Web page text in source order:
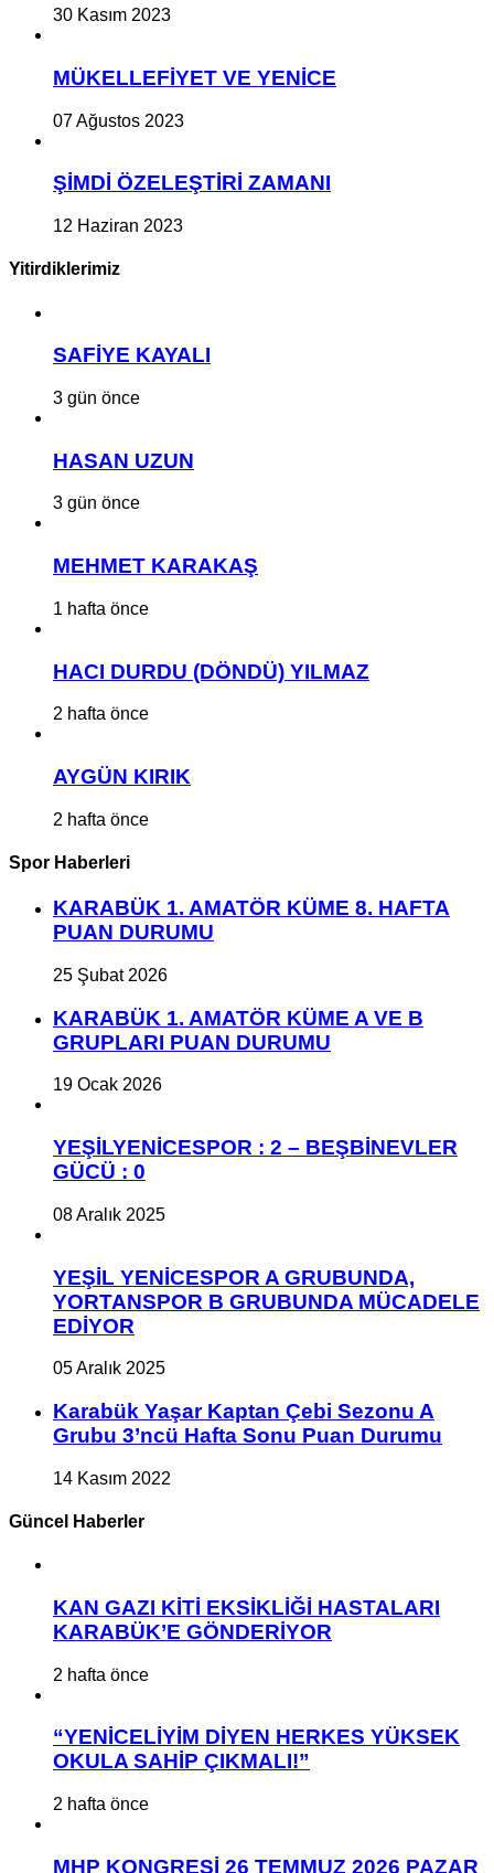
30 Kasım 2023
MÜKELLEFİYET VE YENİCE
07 Ağustos 2023
ŞİMDİ ÖZELEŞTİRİ ZAMANI
12 Haziran 2023
Yitirdiklerimiz
SAFİYE KAYALI
3 gün önce
HASAN UZUN
3 gün önce
MEHMET KARAKAŞ
1 hafta önce
HACI DURDU (DÖNDÜ) YILMAZ
2 hafta önce
AYGÜN KIRIK
2 hafta önce
Spor Haberleri
KARABÜK 1. AMATÖR KÜME 8. HAFTA
PUAN DURUMU
25 Şubat 2026
KARABÜK 1. AMATÖR KÜME A VE B
GRUPLARI PUAN DURUMU
19 Ocak 2026
YEŞİLYENİCESPOR : 2 – BEŞBİNEVLER
GÜCÜ : 0
08 Aralık 2025
YEŞİL YENİCESPOR A GRUBUNDA,
YORTANSPOR B GRUBUNDA MÜCADELE
EDİYOR
05 Aralık 2025
Karabük Yaşar Kaptan Çebi Sezonu A
Grubu 3’ncü Hafta Sonu Puan Durumu
14 Kasım 2022
Güncel Haberler
KAN GAZI KİTİ EKSİKLİĞİ HASTALARI
KARABÜK’E GÖNDERİYOR
2 hafta önce
“YENİCELİYİM DİYEN HERKES YÜKSEK
OKULA SAHİP ÇIKMALI!”
2 hafta önce
MHP KONGRESİ 26 TEMMUZ 2026 PAZAR